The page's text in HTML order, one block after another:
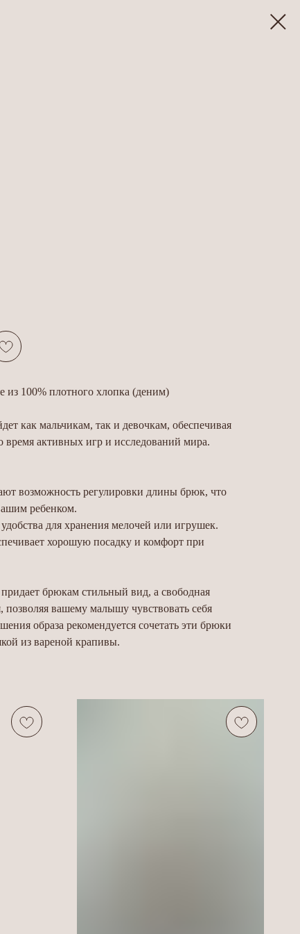
100% плотного хлопка (деним)
как мальчикам, так и девочкам, обеспечивая
активных игр и исследований мира.
возможность регулировки длины брюк, что
ребенком.
для хранения мелочей или игрушек.
хорошую посадку и комфорт при
брюкам стильный вид, а свободная
позволяя вашему малышу чувствовать себя
образа рекомендуется сочетать эти брюки
из вареной крапивы.